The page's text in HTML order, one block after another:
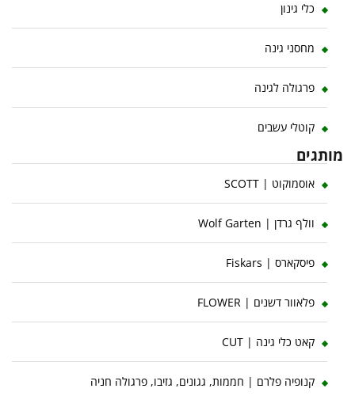
כלי גינון
מחסני גינה
פרגולה לגינה
קוטלי עשבים
מותגים
אוסמוקוט | SCOTT
וולף גרדן | Wolf Garten
פיסקארס | Fiskars
פלאוור דשנים | FLOWER
קאט כלי גינה | CUT
קנופיה פלרם | חממות, גגונים, גזיבו, פרגולה חניה